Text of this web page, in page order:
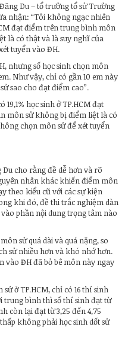
Du – tổ trưởng tổ sử Trường
nhận: “Tôi không ngạc nhiên
đạt điểm trên trung bình môn
là có thật và là suy nghĩ của
tuyển vào ĐH.
nhưng số học sinh chọn môn
Như vậy, chỉ có gần 10 em này
sao cho đạt điểm cao”.
học sinh ở TP.HCM đạt
môn sử không bị điểm liệt là có
chọn môn sử để xét tuyển
cho rằng đề dễ hơn và rõ
nhân khác khiến điểm môn
theo kiểu cũ với các sự kiện
khi đó, đề thi trắc nghiệm dàn
phần nội dung trọng tâm nào
sử quá dài và quá nặng, so
sử nhiều hơn và khó nhớ hơn.
vào ĐH đã bỏ bê môn này ngay
ở TP.HCM, chỉ có 16 thí sinh
trung bình thì số thí sinh đạt từ
còn lại đạt từ 3,25 đến 4,75
không phải học sinh dốt sử